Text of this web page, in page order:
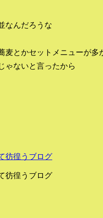
なんだろうな
麦とかセットメニューが多
ゃないと言ったから
彷徨うブログ
彷徨うブログ